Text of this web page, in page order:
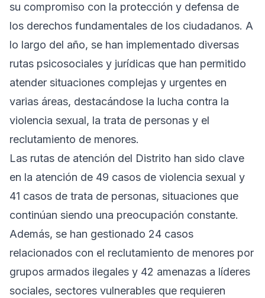
su compromiso con la protección y defensa de
los derechos fundamentales de los ciudadanos. A
lo largo del año, se han implementado diversas
rutas psicosociales y jurídicas que han permitido
atender situaciones complejas y urgentes en
varias áreas, destacándose la lucha contra la
violencia sexual, la trata de personas y el
reclutamiento de menores.
Las rutas de atención del Distrito han sido clave
en la atención de 49 casos de violencia sexual y
41 casos de trata de personas, situaciones que
continúan siendo una preocupación constante.
Además, se han gestionado 24 casos
relacionados con el reclutamiento de menores por
grupos armados ilegales y 42 amenazas a líderes
sociales, sectores vulnerables que requieren